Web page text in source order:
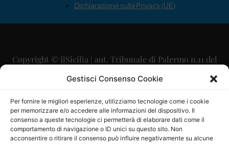
Gestisci Consenso Cookie
Per fornire le migliori esperienze, utilizziamo tecnologie come i cookie
per memorizzare e/o accedere alle informazioni del dispositivo. Il
consenso a queste tecnologie ci permetterà di elaborare dati come il
comportamento di navigazione o ID unici su questo sito. Non
acconsentire o ritirare il consenso può influire negativamente su alcune
Dichiarazione sulla Privacy (UE)
Copyright © ilSicilia | aut. Tribunale di Palermo n.11 del
29/09/2015
Direttore Editoriale: Maurizio Scaglione
Direttore Responsabile: Maria Calabrese